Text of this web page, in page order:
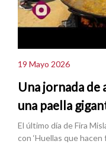
19 Mayo 2026
Una jornada de
una paella
El último día de Fira
con ‘Huellas que hacen